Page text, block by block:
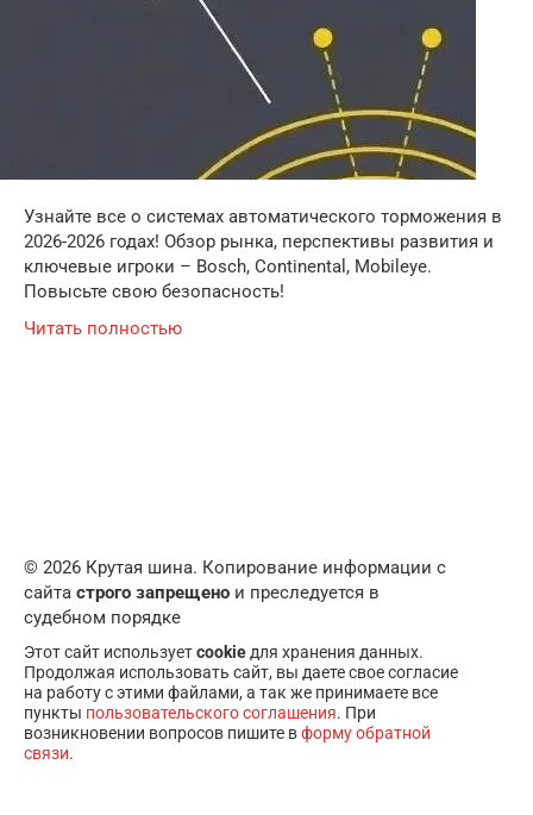
Узнайте все о системах автоматического торможения в
2026-2026 годах! Обзор рынка, перспективы развития и
ключевые игроки – Bosch, Continental, Mobileye.
Повысьте свою безопасность!
Читать полностью
© 2026 Крутая шина. Копирование информации с
сайта строго запрещено и преследуется в
судебном порядке
Этот сайт используетcookie для хранения данных.
Продолжая использовать сайт, вы даете свое согласие
на работу с этими файлами, а так же принимаете все
пункты пользовательского соглашения. При
возникновении вопросов пишите вформу обратной
связи.